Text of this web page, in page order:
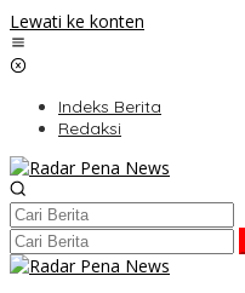
Lewati ke konten
Indeks Berita
Redaksi